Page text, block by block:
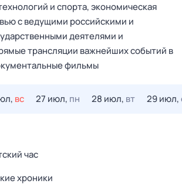
и спорта, экономическая
с ведущими российскими и
деятелями и
трансляции важнейших событий в
фильмы
вс 27 июл, пн 28 июл, вт 29 июл,
час
хроники